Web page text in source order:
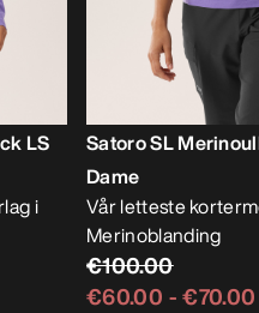
LS
i
Satoro SL
Dame
Vår letteste
Merinoblanding
€100.00
€60.00 -€70.00